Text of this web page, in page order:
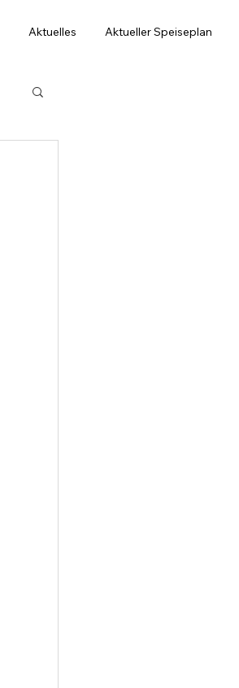
Aktuelles Aktueller Speiseplan